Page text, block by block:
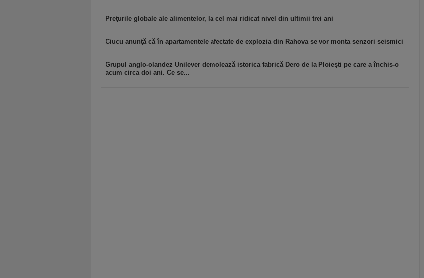
Preţurile globale ale alimentelor, la cel mai ridicat nivel din ultimii trei ani
Ciucu anunţă că în apartamentele afectate de explozia din Rahova se vor monta senzori seismici
Grupul anglo-olandez Unilever demolează istorica fabrică Dero de la Ploieşti pe care a închis-o
acum circa doi ani. Ce se...